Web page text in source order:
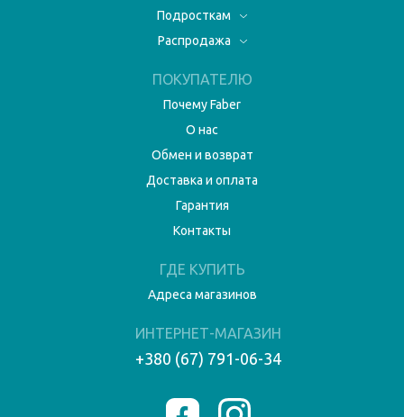
Подросткам
Распродажа
ПОКУПАТЕЛЮ
Почему Faber
О нас
Обмен и возврат
Доставка и оплата
Гарантия
Контакты
ГДЕ КУПИТЬ
Адреса магазинов
ИНТЕРНЕТ-МАГАЗИН
+380 (67) 791-06-34